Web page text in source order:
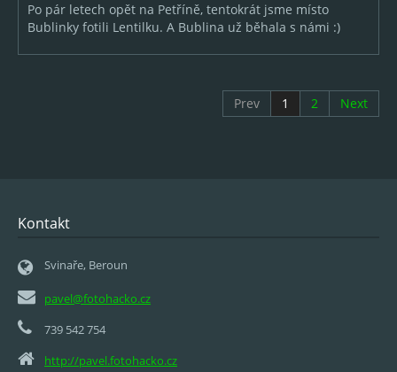
Po pár letech opět na Petříně, tentokrát jsme místo
Bublinky fotili Lentilku. A Bublina už běhala s námi :)
Prev 1 2 Next
Kontakt
Svinaře, Beroun
pavel@fotohacko.cz
739 542 754
http://pavel.fotohacko.cz